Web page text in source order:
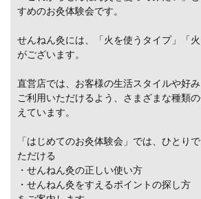
すめのお灸体験会です。
せんねん灸には、「火を使うタイプ」「火
がございます。
直営店では、お客様の生活スタイルや好
ご利用いただけるよう、さまざまな種類
えています。
「はじめてのお灸体験会」では、ひとり
ただける
・せんねん灸の正しい使い方
・せんねん灸をすえるポイントの探し方